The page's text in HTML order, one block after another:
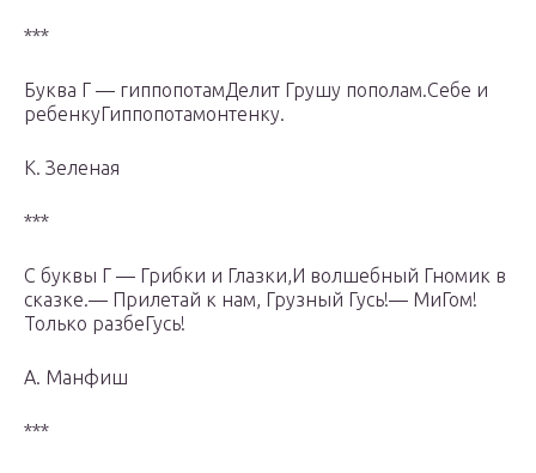
***
Буква Г — гиппопотамДелит Грушу пополам.Себе и
ребенкуГиппопотамонтенку.
К. Зеленая
***
С буквы Г — Грибки и Глазки,И волшебный Гномик в
сказке.— Прилетай к нам, Грузный Гусь!— МиГом!
Только разбеГусь!
А. Манфиш
***